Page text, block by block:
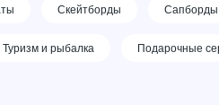
Скейтборды Сапборды
Туризм и рыбалка Подарочные